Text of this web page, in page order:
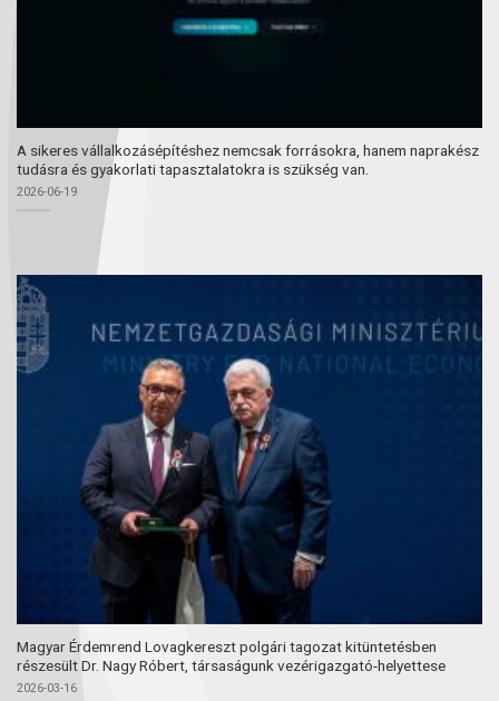
A sikeres vállalkozásépítéshez nemcsak forrásokra, hanem naprakész
tudásra és gyakorlati tapasztalatokra is szükség van.
2026-06-19
Magyar Érdemrend Lovagkereszt polgári tagozat kitüntetésben
részesült Dr. Nagy Róbert, társaságunk vezérigazgató-helyettese
2026-03-16